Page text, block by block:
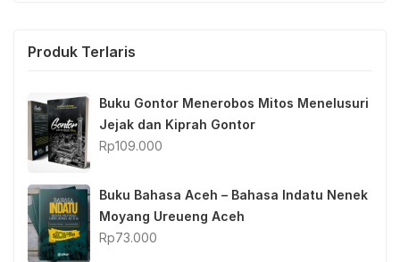
Produk Terlaris
Buku Gontor Menerobos Mitos Menelusuri
Jejak dan Kiprah Gontor
Rp109.000
Buku Bahasa Aceh – Bahasa Indatu Nenek
Moyang Ureueng Aceh
Rp73.000